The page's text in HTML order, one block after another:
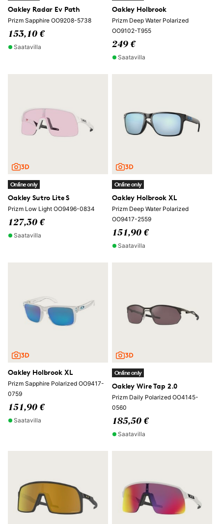
Oakley Radar Ev Path
Prizm Sapphire OO9208-5738
153,10 €
Saatavilla
Oakley Holbrook
Prizm Deep Water Polarized
OO9102-T955
249 €
Saatavilla
Online only
Oakley Sutro Lite S
Prizm Low Light OO9496-0834
127,30 €
Saatavilla
Online only
Oakley Holbrook XL
Prizm Deep Water Polarized
OO9417-2559
151,90 €
Saatavilla
Oakley Holbrook XL
Prizm Sapphire Polarized OO9417-
0759
151,90 €
Saatavilla
Online only
Oakley Wire Tap 2.0
Prizm Daily Polarized OO4145-
0560
185,50 €
Saatavilla